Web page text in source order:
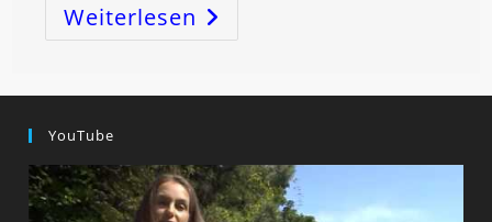
Weiterlesen Die
Antwort
Gibt
YouTube